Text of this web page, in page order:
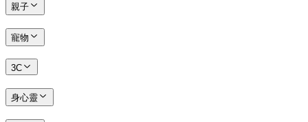
親子
寵物
3C
身心靈